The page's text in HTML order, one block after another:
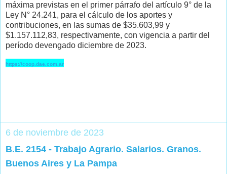
máxima previstas en el primer párrafo del artículo 9° de la
Ley N° 24.241, para el cálculo de los aportes y
contribuciones, en las sumas de $35.603,99 y
$1.157.112,83, respectivamente, con vigencia a partir del
período devengado diciembre de 2023.
https://coop.dae.com.ar
6 de noviembre de 2023
B.E. 2154 - Trabajo Agrario. Salarios. Granos.
Buenos Aires y La Pampa